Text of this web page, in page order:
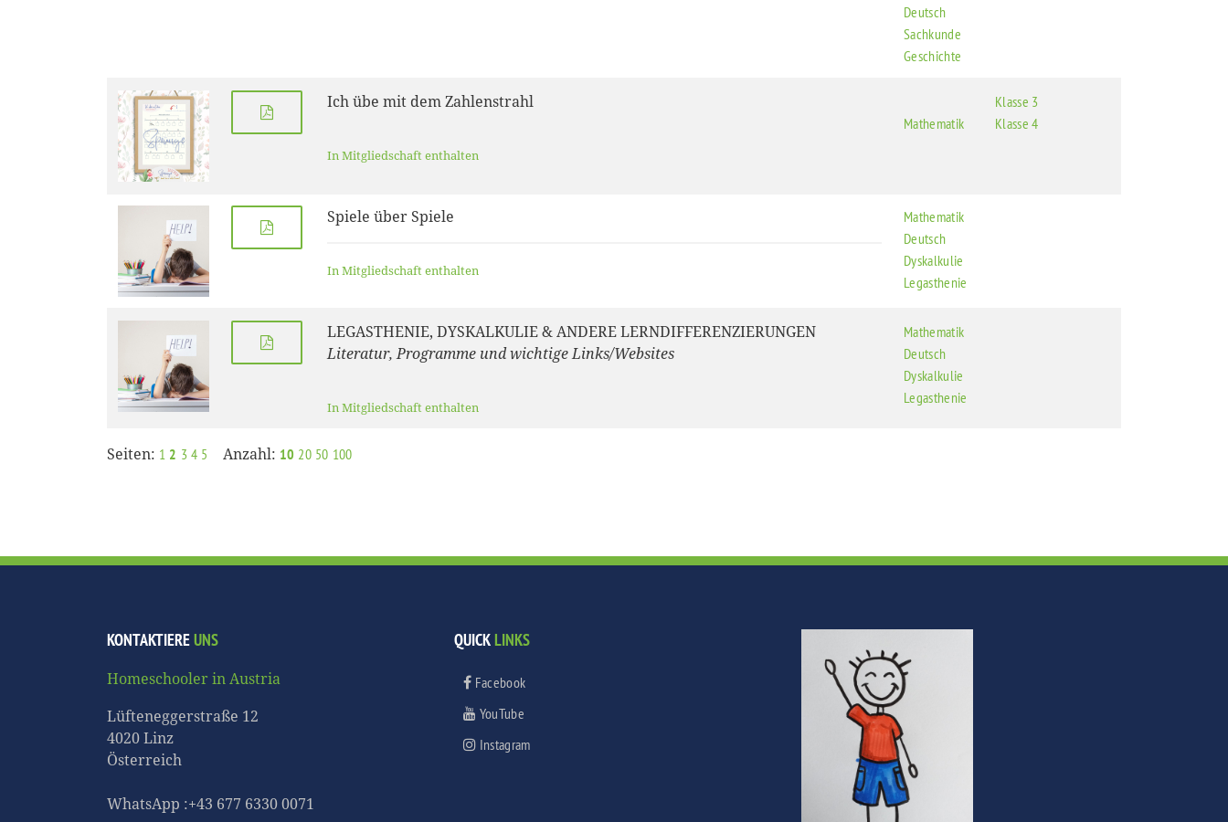
Deutsch
Sachkunde
Geschichte
Ich übe mit dem Zahlenstrahl
In Mitgliedschaft enthalten
Mathematik
Klasse 3
Klasse 4
Spiele über Spiele
In Mitgliedschaft enthalten
Mathematik
Deutsch
Dyskalkulie
Legasthenie
LEGASTHENIE, DYSKALKULIE & ANDERE LERNDIFFERENZIERUNGEN
Literatur, Programme und wichtige Links/Websites
In Mitgliedschaft enthalten
Mathematik
Deutsch
Dyskalkulie
Legasthenie
Seiten: 1 2 3 4 5 Anzahl: 10 20 50 100
KONTAKTIEREUNS
Homeschooler in Austria
Lüfteneggerstraße 12
4020 Linz
Österreich
WhatsApp :+43 677 6330 0071
QUICKLINKS
Facebook
YouTube
Instagram